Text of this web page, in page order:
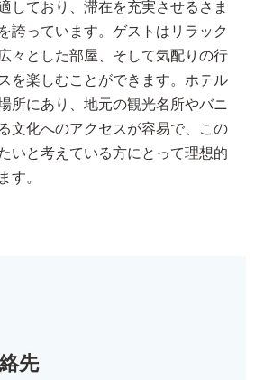
しており、滞在を充実させるさま
誇っています。ゲストはリラック
々とした部屋、そして気配りの行
を楽しむことができます。ホテル
所にあり、地元の観光名所やバニ
文化へのアクセスが容易で、この
いと考えている方にとって理想的
す。
先